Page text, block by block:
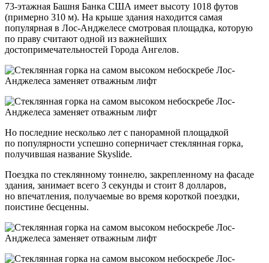
73-этажная Башня Банка США имеет высоту 1018 футов
(примерно 310 м). На крыше здания находится самая
популярная в Лос-Анджелесе смотровая площадка, которую
по праву считают одной из важнейших
достопримечательностей Города Ангелов.
Но последние несколько лет с панорамной площадкой
по популярности успешно соперничает стеклянная горка,
получившая название Skyslide.
Поездка по стеклянному тоннелю, закрепленному на фасаде
здания, занимает всего 3 секунды и стоит 8 долларов,
но впечатления, получаемые во время короткой поездки,
поистине бесценны.